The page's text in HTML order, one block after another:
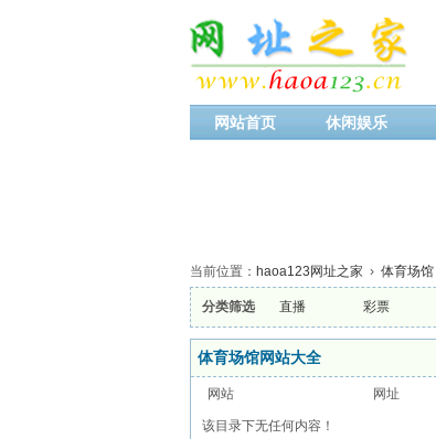
网站首页 休闲娱乐
当前位置： haoa123网址之家 › 体育场馆
分类筛选 直播 彩票
体育场馆网站大全
网站 网址
该目录下无任何内容！